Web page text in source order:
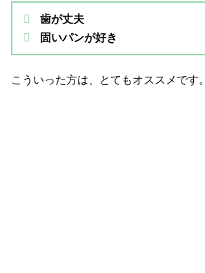
歯が丈夫
固いパンが好き
こういった方は、とてもオススメです。